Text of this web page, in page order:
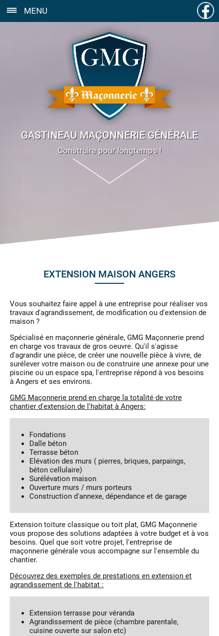
MENU
GASTINEAU MAÇONNERIE GÉNÉRALE
Construire pour longtemps !
EXTENSION MAISON ANGERS
Vous souhaitez faire appel à une entreprise pour réaliser vos
travaux d'agrandissement, de modification ou d'extension de
maison ?
Spécialisé en maçonnerie générale, GMG Maçonnerie prend
en charge vos travaux de gros oeuvre. Qu'il s'agisse
d'agrandir une pièce, de créer une nouvelle pièce à vivre, de
surélever votre maison ou de construire une annexe pour une
piscine ou un espace spa, l'entreprise répond à vos besoins
à Angers et ses environs.
GMG Maçonnerie prend en charge la totalité de votre
chantier d'extension de l'habitat à Angers:
Fondations
Dalle béton
Terrasse béton
Elévation des murs ( pierres, briques, parpaings,
béton cellulaire)
Surélévation maison
Ouverture murs / murs porteurs
Construction d'annexe, dépendance et de garage
Extension toiture classique ou toit plat, GMG Maçonnerie
vous propose des solutions adaptées à votre budget et à vos
besoins. Quel que soit votre projet, l'entreprise de
maçonnerie générale vous accompagne sur l'ensemble du
chantier.
Découvrez des exemples de prestations en extension et
agrandissement de l'habitat :
Extension terrasse pour véranda
Agrandissement de pièce (chambre parentale,
cuisine ouverte sur salon etc)